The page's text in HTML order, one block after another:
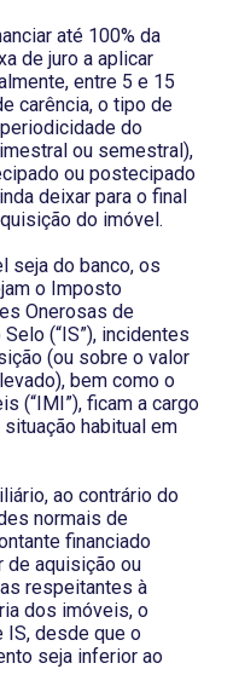
até 100% da
de juro a aplicar
entre 5 e 15
carência, o tipo de
do
ou semestral),
ou postecipado
deixar para o final
do imóvel.
seja do banco, os
o Imposto
Onerosas de
(“IS”), incidentes
(ou sobre o valor
bem como o
(“IMI”), ficam a cargo
habitual em
ao contrário do
normais de
financiado
de aquisição ou
respeitantes à
dos imóveis, o
IS, desde que o
seja inferior ao